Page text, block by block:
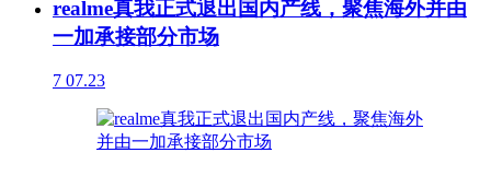
realme真我正式退出国内产线，聚焦海外并由
一加承接部分市场
7 07.23